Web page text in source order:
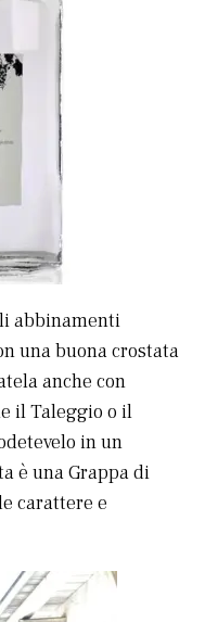
abbinamenti
una buona crostata
anche con
il Taleggio o il
in un
è una Grappa di
carattere e